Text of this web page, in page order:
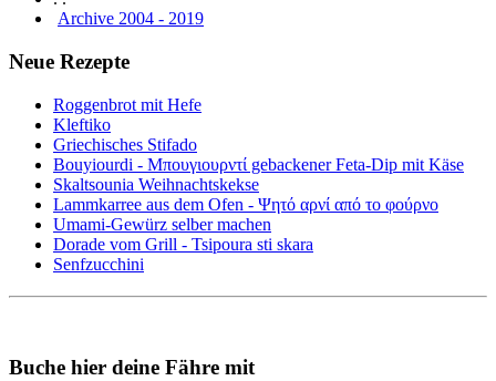
Archive 2004 - 2019
Neue Rezepte
Roggenbrot mit Hefe
Kleftiko
Griechisches Stifado
Bouyiourdi - Μπουγιουρντί gebackener Feta-Dip mit Käse
Skaltsounia Weihnachtskekse
Lammkarree aus dem Ofen - Ψητό αρνί από το φούρνο
Umami-Gewürz selber machen
Dorade vom Grill - Tsipoura sti skara
Senfzucchini
Buche hier deine Fähre mit